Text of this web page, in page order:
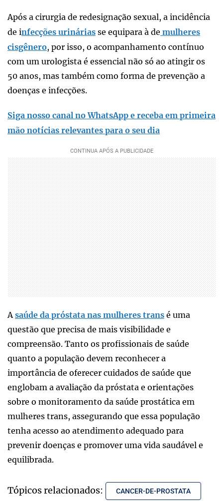
Após a cirurgia de redesignação sexual, a incidência
de infecções urinárias se equipara à de mulheres
cisgênero, por isso, o acompanhamento contínuo
com um urologista é essencial não só ao atingir os
50 anos, mas também como forma de prevenção a
doenças e infecções.
Siga nosso canal no WhatsApp e receba em primeira
mão notícias relevantes para o seu dia
Asaúde da próstata nas mulheres trans é uma
questão que precisa de mais visibilidade e
compreensão. Tanto os profissionais de saúde
quanto a população devem reconhecer a
importância de oferecer cuidados de saúde que
englobam a avaliação da próstata e orientações
sobre o monitoramento da saúde prostática em
mulheres trans, assegurando que essa população
tenha acesso ao atendimento adequado para
prevenir doenças e promover uma vida saudável e
equilibrada.
Tópicos relacionados: CANCER-DE-PROSTATA